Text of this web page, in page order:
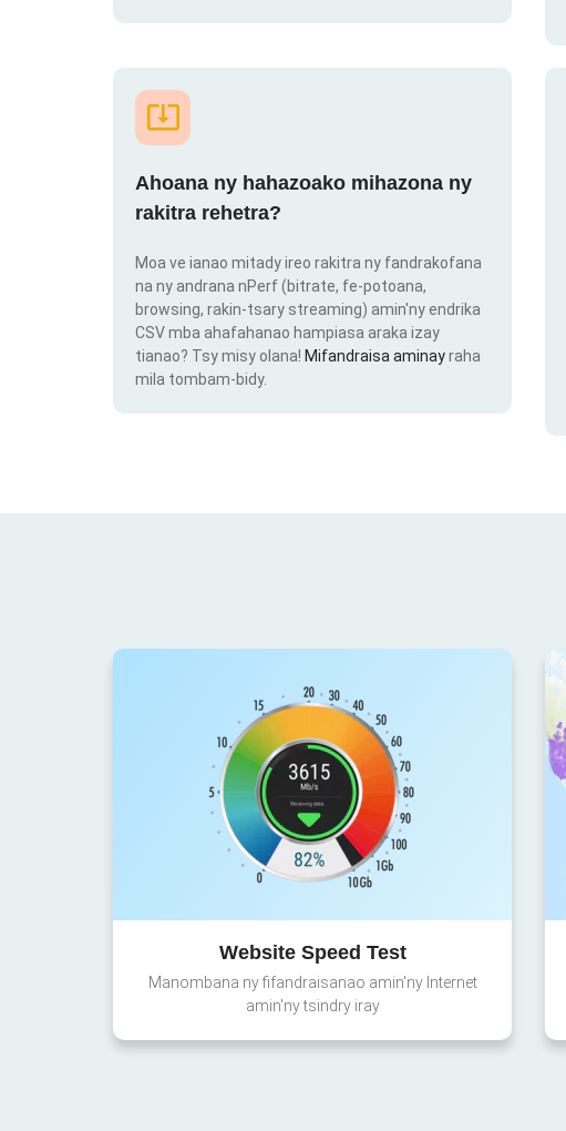
Ahoana ny hahazoako mihazona ny
rakitra rehetra?
Moa ve ianao mitady ireo rakitra ny fandrakofana
na ny andrana nPerf (bitrate, fe-potoana,
browsing, rakin-tsary streaming) amin'ny endrika
CSV mba ahafahanao hampiasa araka izay
tianao? Tsy misy olana! Mifandraisa aminayraha
mila tombam-bidy.
Website Speed Test
Manombana ny fifandraisanao amin'ny Internet
amin'ny tsindry iray